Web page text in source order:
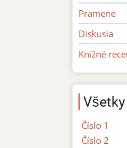
Pramene
Diskusia
Knižné
Číslo 1
Číslo 2